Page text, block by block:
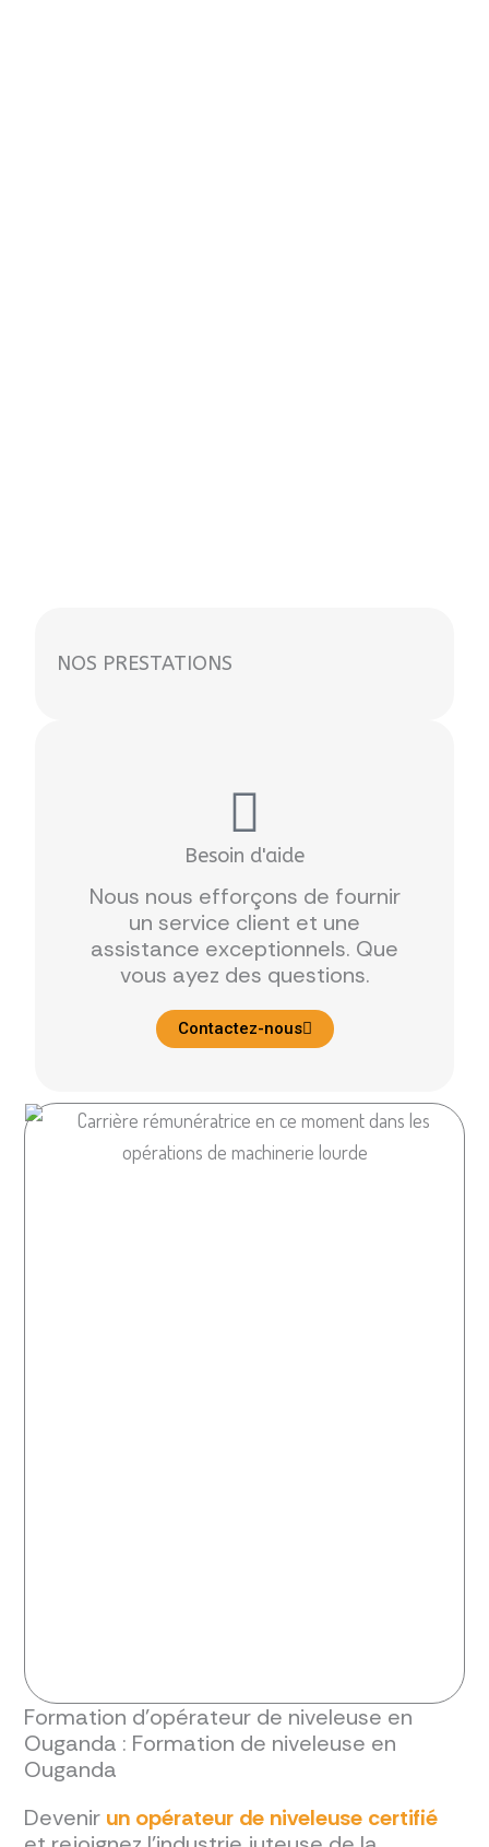
NOS PRESTATIONS
Besoin d'aide
Nous nous efforçons de fournir
un service client et une
assistance exceptionnels. Que
vous ayez des questions.
Contactez-nous
Formation d'opérateur de niveleuse en
Ouganda : Formation de niveleuse en
Ouganda
Devenir un opérateur de niveleuse certifié